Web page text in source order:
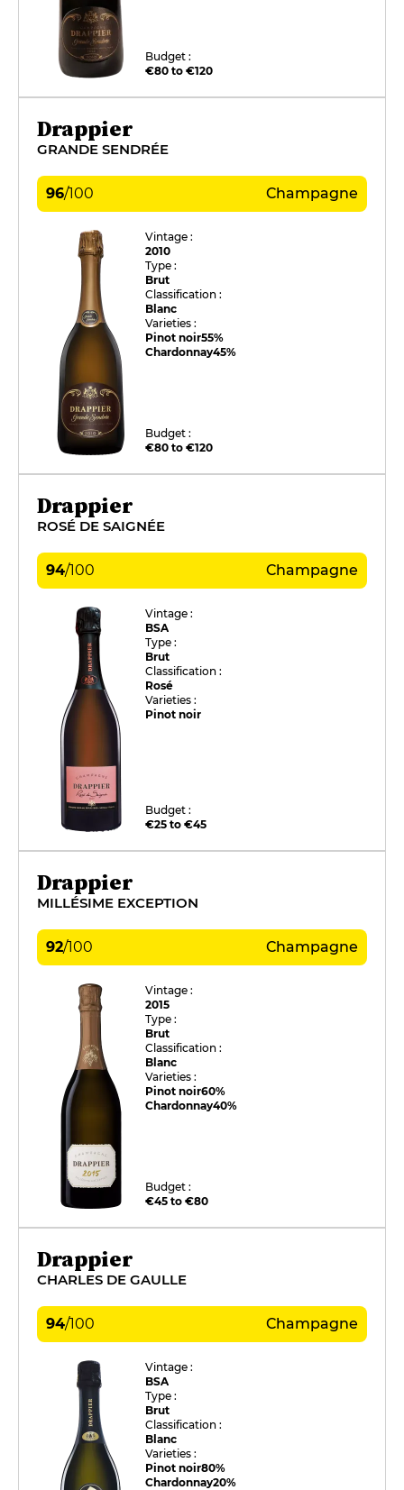
Budget :
€80 to €120
Drappier
GRANDE SENDRÉE
96/100 Champagne
Vintage :
2010
Type :
Brut
Classification :
Blanc
Varieties :
Pinot noir55%
Chardonnay45%
Budget :
€80 to €120
Drappier
ROSÉ DE SAIGNÉE
94/100 Champagne
Vintage :
BSA
Type :
Brut
Classification :
Rosé
Varieties :
Pinot noir
Budget :
€25 to €45
Drappier
MILLÉSIME EXCEPTION
92/100 Champagne
Vintage :
2015
Type :
Brut
Classification :
Blanc
Varieties :
Pinot noir60%
Chardonnay40%
Budget :
€45 to €80
Drappier
CHARLES DE GAULLE
94/100 Champagne
Vintage :
BSA
Type :
Brut
Classification :
Blanc
Varieties :
Pinot noir80%
Chardonnay20%